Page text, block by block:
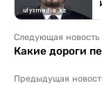
Следующая новость
Какие дороги
Предыдущая